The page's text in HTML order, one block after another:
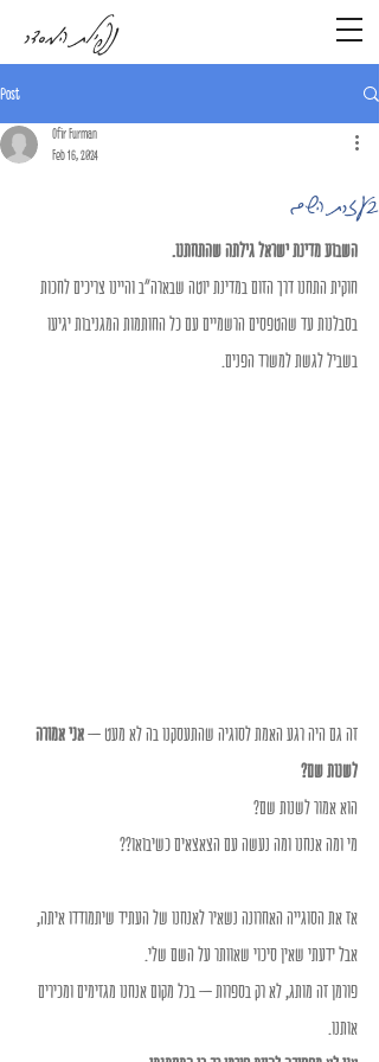
נפילת המסדר
Post
בעזרת השם
Ofir Furman
Feb 16, 2024
השבוע מדינת ישראל גילתה שהתחתנו.
חוקית התחנו דרך הזום במדינת יוטה שבארה"ב והיינו צריכים לחכות
בסבלנות עד שהטפסים הרשמיים עם כל החותמות המגניבות יגיעו
בשביל לגשת למשרד הפנים.
זה גם היה רגע האמת לסוגיה שהתעסקנו בה לא מעט – אני אמורה
לשנות שם?
הוא אמור לשנות שם?
מי ומה אנחנו ומה נעשה עם הצאצאים כשיבואו??
אז את הסוגייה האחרונה נשאיר לאנחנו של העתיד שיתמודדו איתה,
אבל ידעתי שאין סיכוי שאוותר על השם שלי.
פורמן זה מותג, לא רק בספרות – בכל מקום אנחנו מגזימים ומכירים
אותנו.